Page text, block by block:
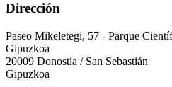
Dirección
Paseo Mikeletegi, 57 - Parque
Gipuzkoa
20009 Donostia / San Sebastián
Gipuzkoa